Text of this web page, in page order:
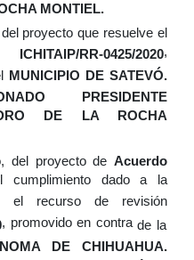
MONTIEL.
del proyecto que resuelve el
ICHITAIP/RR-0425/2020,
MUNICIPIO DE SATEVÓ.
PRESIDENTE
DE LA ROCHA
del proyecto deAcuerdo
cumplimiento dado a la
el recurso de revisión
, promovido en contra de la
DE CHIHUAHUA.